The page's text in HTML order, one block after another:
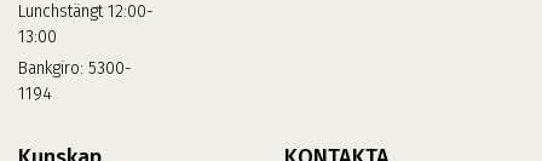
Lunchstängt 12:00-
13:00
Bankgiro: 5300-
1194